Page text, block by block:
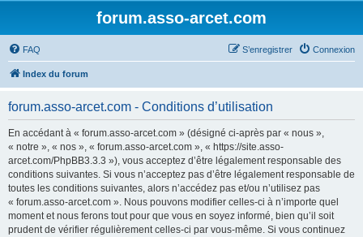
forum.asso-arcet.com
FAQ Connexion
S’enregistrer
Index du forum
forum.asso-arcet.com - Conditions d’utilisation
En accédant à « forum.asso-arcet.com » (désigné ci-après par « nous »,
« notre », « nos », « forum.asso-arcet.com », « https://site.asso-
arcet.com/PhpBB3.3.3 »), vous acceptez d’être légalement responsable des
conditions suivantes. Si vous n’acceptez pas d’être légalement responsable de
toutes les conditions suivantes, alors n’accédez pas et/ou n’utilisez pas
« forum.asso-arcet.com ». Nous pouvons modifier celles-ci à n’importe quel
moment et nous ferons tout pour que vous en soyez informé, bien qu’il soit
prudent de vérifier régulièrement celles-ci par vous-même. Si vous continuez